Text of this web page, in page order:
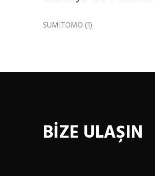
SUMITOMO(1)
BİZE ULAŞIN